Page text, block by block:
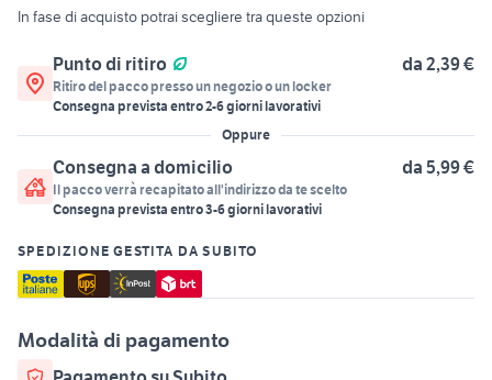
In fase di acquisto potrai scegliere tra queste opzioni
Punto di ritiro da 2,39 €
Ritiro del pacco presso un negozio o un locker
Consegna prevista entro2-6giorni lavorativi
Oppure
Consegna a domicilio da 5,99 €
Il pacco verrà recapitato all'indirizzo da te scelto
Consegna prevista entro3-6giorni lavorativi
SPEDIZIONE GESTITA DA SUBITO
Modalità di pagamento